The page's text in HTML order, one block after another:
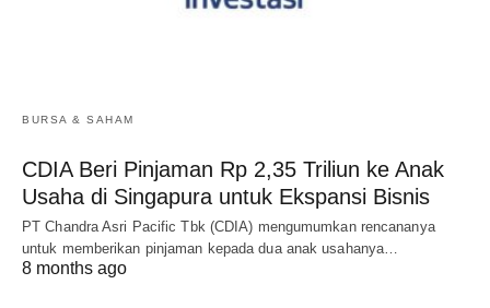
BURSA & SAHAM
CDIA Beri Pinjaman Rp 2,35 Triliun ke Anak
Usaha di Singapura untuk Ekspansi Bisnis
PT Chandra Asri Pacific Tbk (CDIA) mengumumkan rencananya
untuk memberikan pinjaman kepada dua anak usahanya…
8 months ago